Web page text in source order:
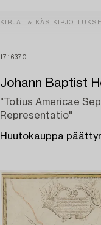
KIRJAT &
1716370
Johann Baptist
"Totius Americae
Representatio"
Huutokauppa